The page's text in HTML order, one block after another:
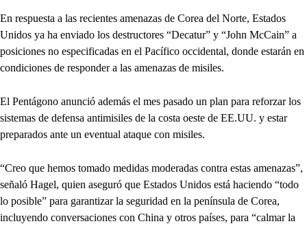
En respuesta a las recientes amenazas de Corea del Norte, Estados
Unidos ya ha enviado los destructores “Decatur” y “John McCain” a
posiciones no especificadas en el Pacífico occidental, donde estarán en
condiciones de responder a las amenazas de misiles.
El Pentágono anunció además el mes pasado un plan para reforzar los
sistemas de defensa antimisiles de la costa oeste de EE.UU. y estar
preparados ante un eventual ataque con misiles.
“Creo que hemos tomado medidas moderadas contra estas amenazas”,
señaló Hagel, quien aseguró que Estados Unidos está haciendo “todo
lo posible” para garantizar la seguridad en la península de Corea,
incluyendo conversaciones con China y otros países, para “calmar la